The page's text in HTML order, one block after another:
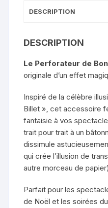
DESCRIPTION
DESCRIPTION
Le Perforateur de
originale d’un effet
Inspiré de la célèbre
Billet », cet accessoire
fantaisie à vos
trait pour trait à un
dissimule
qui crée l’illusion de
autre morceau de
Parfait pour les
de Noël et les soirées